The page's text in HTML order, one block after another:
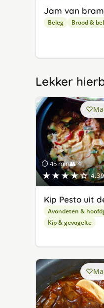
Jam van
Beleg Brood &
Lekker
⏱ 45 min👥 4
★★★★☆
Kip Pesto uit
Avondeten &
Kip & gevogelte